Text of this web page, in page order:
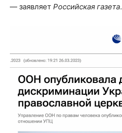
— заявляет Российская газета.